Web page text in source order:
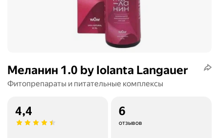
Меланин 1.0 by Iolanta Langauer
Фитопрепараты и питательные комплексы
4,4 6
отзывов